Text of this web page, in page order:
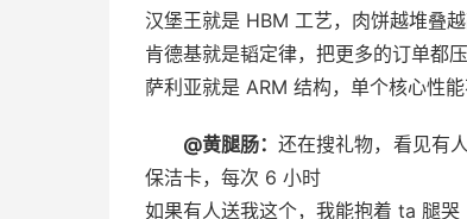
汉堡王就是 HBM 工艺，肉饼越堆叠越
肯德基就是韬定律，把更多的订单都
萨利亚就是 ARM 结构，单个核心性
@黄腿肠：还在搜礼物，看见有
保洁卡，每次 6 小时
如果有人送我这个，我能抱着 ta 腿哭 ​​​